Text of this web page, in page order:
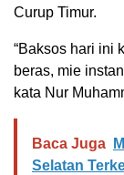
Curup Timur.
“Baksos hari ini
beras, mie
kata Nur
Baca Juga
Selatan